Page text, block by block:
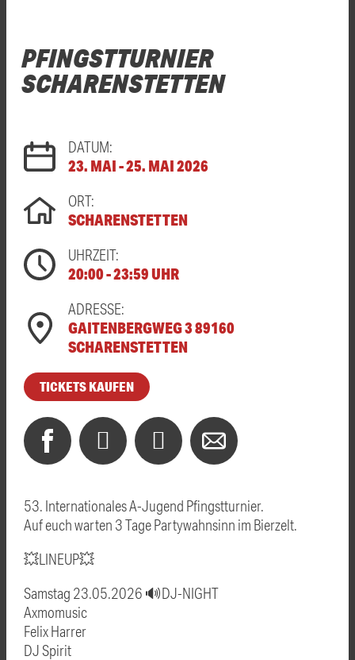
PFINGSTTURNIER
SCHARENSTETTEN
DATUM:
23. MAI - 25. MAI 2026
ORT:
SCHARENSTETTEN
UHRZEIT:
20:00 - 23:59 UHR
ADRESSE:
GAITENBERGWEG 3 89160
SCHARENSTETTEN
TICKETS KAUFEN
53. Internationales A-Jugend Pfingstturnier.
Auf euch warten 3 Tage Partywahnsinn im Bierzelt.
💥LINEUP💥
Samstag 23.05.2026 🔊DJ-NIGHT
Axmomusic
Felix Harrer
DJ Spirit